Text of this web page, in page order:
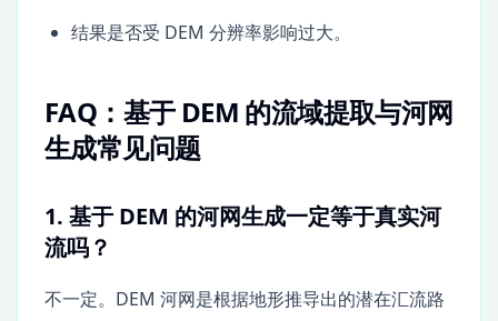
结果是否受 DEM 分辨率影响过大。
FAQ：基于 DEM 的流域提取与河网
生成常见问题
1. 基于 DEM 的河网生成一定等于真实河
流吗？
不一定。DEM 河网是根据地形推导出的潜在汇流路